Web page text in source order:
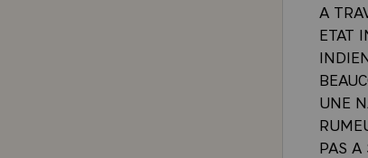
A
ETAT
UNE
PAS A